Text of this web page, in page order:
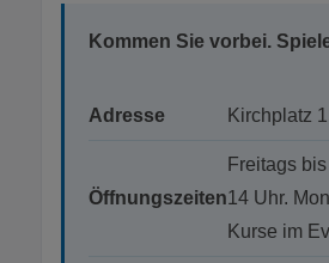
Kommen Sie vorbei.
Adresse Kirchplatz
Öffnungszeiten
Freitags
14 Uhr.
Kurse im